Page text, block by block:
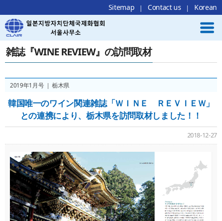
Local Navigation 바로가기
Contents 바로가기
Footer 바로가기
Sitemap Contact us Korean
雑誌『WINE REVIEW』の訪問取材
2019年1月号 ｜ 栃木県
韓国唯一のワイン関連雑誌「ＷＩＮＥ ＲＥＶＩＥＷ」
との連携により、栃木県を訪問取材しました！！
2018-12-27